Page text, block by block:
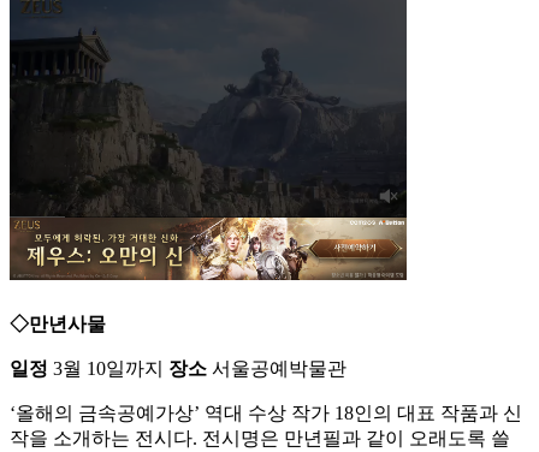
◇만년사물
일정 3월 10일까지 장소 서울공예박물관
‘올해의 금속공예가상’ 역대 수상 작가 18인의 대표 작품과 신
작을 소개하는 전시다. 전시명은 만년필과 같이 오래도록 쓸